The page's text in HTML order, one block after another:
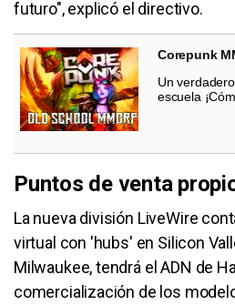
futuro", explicó el directivo.
Corepunk
Un
escuela
Puntos de venta
La nueva división LiveWire
virtual con 'hubs' en Silicon
Milwaukee, tendrá el ADN de
comercialización de los